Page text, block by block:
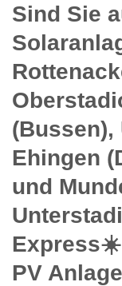
Sind Sie
(Bussen),
Ehingen
und
PV